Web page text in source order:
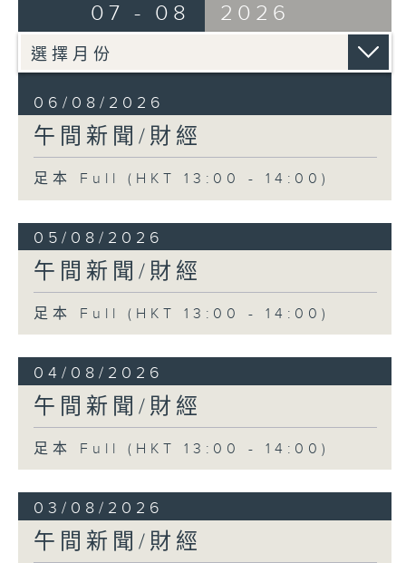
07 - 08 2026
06/08/2026
午間新聞/財經
足本 Full (HKT 13:00 - 14:00)
05/08/2026
午間新聞/財經
足本 Full (HKT 13:00 - 14:00)
04/08/2026
午間新聞/財經
足本 Full (HKT 13:00 - 14:00)
03/08/2026
午間新聞/財經